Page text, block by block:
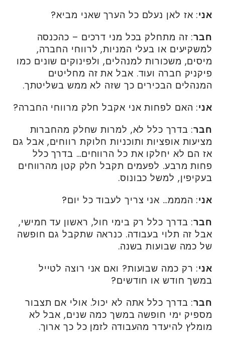
אני: אז לאן נעלם כל הערך שאני מביא?
חבר: זה מתחלק בכל מני דרכים – כהכנסה
למשקיעים או בעלי המניות, לרווחי החברה,
מיסים, משכורות למנהלים, ולפינוקים שונים כמו
פיקניק חברה ועוד. אבל את זה מחליטים
המנהלים הבכירים כך שזה לא ממש בשליטתך.
אני: האם לפחות אני אקבל חלק מרווחי החברה?
חבר: בדרך כלל לא, למרות שחלק מהחברות
מציעות אופציות ותוכניות חלוקת רווחים, אבל גם
אז הם לא יחלקו את כל הרווחים… בדרך כלל
פחות מרבע. לפעמים תקבל חלק קטן מהרווחים
בעקיפין, למשל כבונוס.
אני: המממ… אני צריך לעבוד כל יום?
חבר: בדרך כלל רק בימי חול, ראשון עד חמישי,
אבל זה תלוי בעבודה. כנראה שתקבל גם חופשה
של כמה שבועות בשנה.
אני: רק כמה שבועות? ואם אני רוצה לטייל
במשך חודש או חודשים?
חבר: בדרך כלל אתה לא יכול. אולי אם תצבור
מספיק ימי חופשה במשך כמה שנים, אבל לא
מומלץ להיעדר מהעבודה לזמן כל כך ארוך.